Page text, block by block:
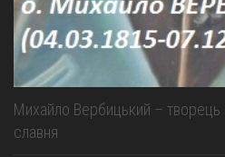
Михайло Вербицький – творець
славня